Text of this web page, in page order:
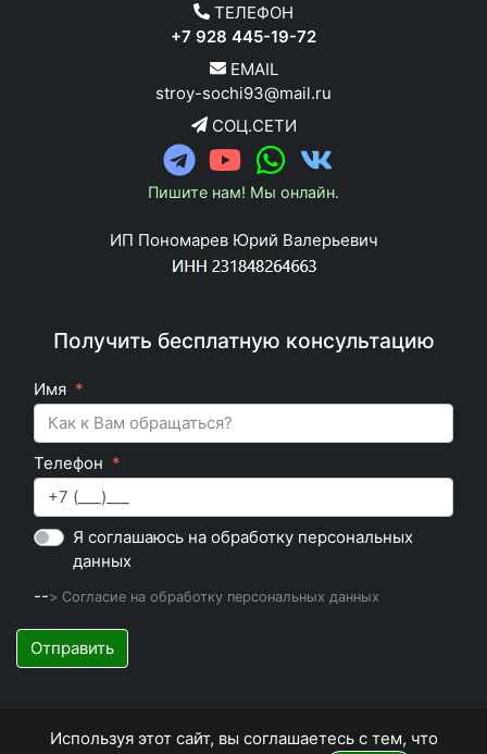
ТЕЛЕФОН
+7 928 445-19-72
EMAIL
stroy-sochi93@mail.ru
СОЦ.СЕТИ
Пишите нам! Мы онлайн.
ИП Пономарев Юрий Валерьевич
Получить бесплатную консультацию
Имя
Телефон
Я соглашаюсь на обработку персональных
данных
--> Согласие на обработку персональных данных
Отправить
Используя этот сайт, вы соглашаетесь с тем, что